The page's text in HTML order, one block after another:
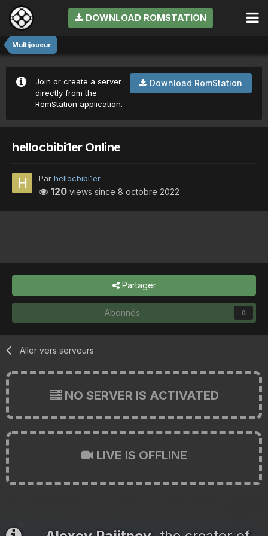
DOWNLOAD ROMSTATION
Multijoueur
Download RomStation
Join or create a server
directly from the
RomStation application.
hellocbibi1er Online
Par hellocbibi1er
120 views since 8 octobre 2022
Partager
Abonnés 0
Aller vers serveurs
NO SERVER IS ACTIVATED
LIVE IS OFFLINE